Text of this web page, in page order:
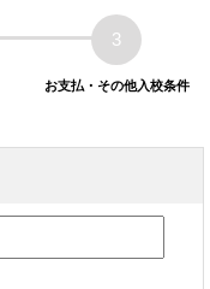
3
お支払・その他入校条件